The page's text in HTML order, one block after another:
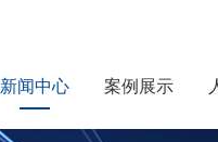
新闻中心 案例展示